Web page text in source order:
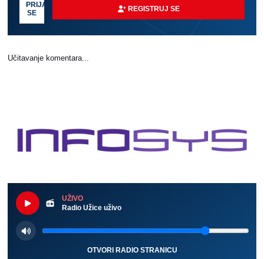
PRIJAVI
SE
REGISTRUJ SE
Učitavanje komentara...
UŽIVO
Radio Užice uživo
OTVORI RADIO STRANICU